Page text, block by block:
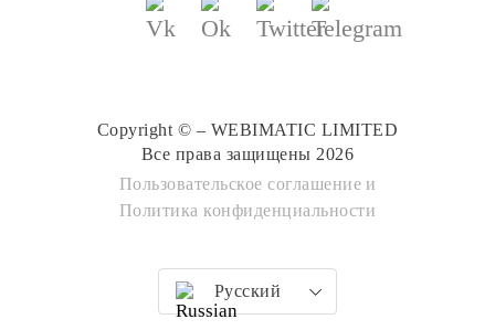
Copyright © – WEBIMATIC LIMITED
Все права защищены 2026
Пользовательское соглашение и
Политика конфиденциальности
Русский